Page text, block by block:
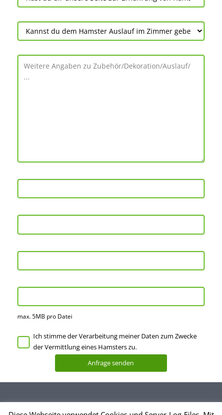
max. 5MB pro Datei
Ich stimme der Verarbeitung meiner Daten zum Zwecke
der Vermittlung eines Hamsters zu.